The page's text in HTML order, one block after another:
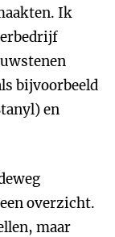
Ik
bijvoorbeeld
en
overzicht.
maar